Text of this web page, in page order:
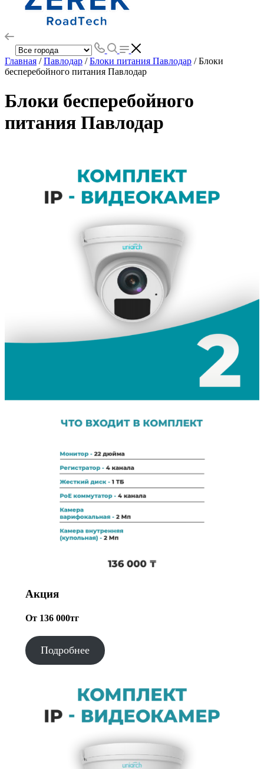
Главная /Павлодар /Блоки питания Павлодар / Блоки
бесперебойного питания Павлодар
Блоки бесперебойного
питания Павлодар
Акция
От 136 000тг
Подробнее